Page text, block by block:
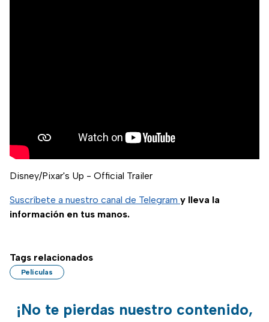
Disney/Pixar's Up - Official Trailer
Suscríbete a nuestro canal de Telegram y lleva la
información en tus manos.
Tags relacionados
Películas
¡No te pierdas nuestro contenido,